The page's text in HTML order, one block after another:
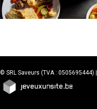
© SRL Saveurs (TVA : 0505695444) |